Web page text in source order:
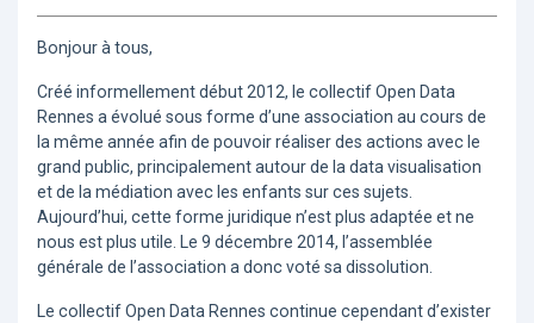
Bonjour à tous,
Créé informellement début 2012, le collectif Open Data
Rennes a évolué sous forme d’une association au cours de
la même année afin de pouvoir réaliser des actions avec le
grand public, principalement autour de la data visualisation
et de la médiation avec les enfants sur ces sujets.
Aujourd’hui, cette forme juridique n’est plus adaptée et ne
nous est plus utile. Le 9 décembre 2014, l’assemblée
générale de l’association a donc voté sa dissolution.
Le collectif Open Data Rennes continue cependant d’exister